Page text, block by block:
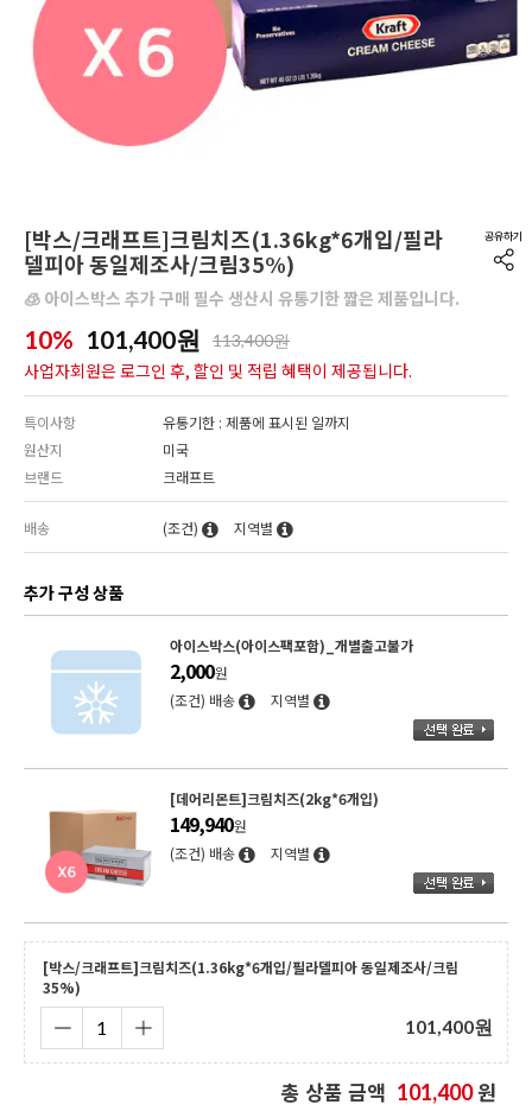
[박스/크래프트]크림치즈(1.36kg*6개입/필라
델피아 동일제조사/크림35%)
🧊 아이스박스 추가 구매 필수 생산시 유통기한 짧은 제품입니다.
10% 101,400원 113,400원
사업자회원은 로그인 후, 할인 및 적립 혜택이 제공됩니다.
특이사항
유통기한 : 제품에 표시된 일까지
원산지
미국
브랜드
크래프트
배송 (조건) 지역별
추가 구성 상품
아이스박스(아이스팩포함)_개별출고불가
2,000원
(조건) 배송
지역별
[데어리몬트]크림치즈(2kg*6개입)
149,940원
(조건) 배송
지역별
[박스/크래프트]크림치즈(1.36kg*6개입/필라델피아 동일제조사/크림
35%)
101,400원
총 상품 금액 101,400원